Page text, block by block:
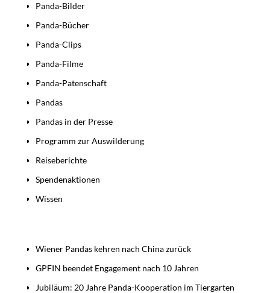
Panda-Bilder
Panda-Bücher
Panda-Clips
Panda-Filme
Panda-Patenschaft
Pandas
Pandas in der Presse
Programm zur Auswilderung
Reiseberichte
Spendenaktionen
Wissen
Wiener Pandas kehren nach China zurück
GPFIN beendet Engagement nach 10 Jahren
Jubiläum: 20 Jahre Panda-Kooperation im Tiergarten